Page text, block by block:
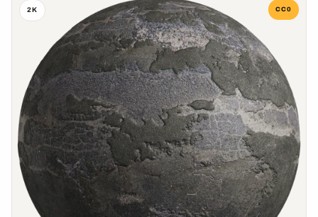
2K CC0